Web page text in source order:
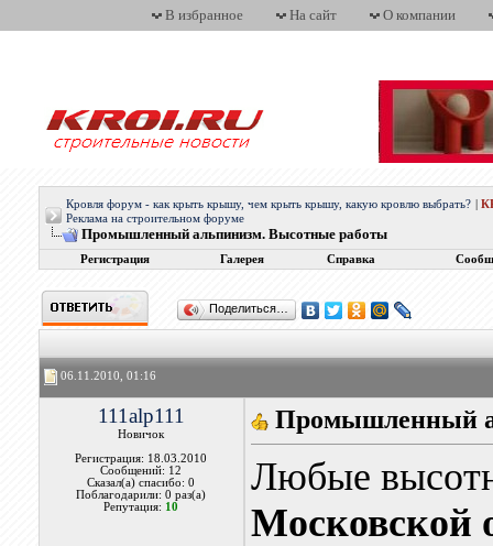
В избранное На сайт О компании
Кровля форум - как крыть крышу, чем крыть крышу, какую кровлю выбрать?
Реклама на строительном форуме
Промышленный альпинизм. Высотные работы
Регистрация Галерея Справка
Поделиться…
06.11.2010, 01:16
111alp111
Новичок
Регистрация: 18.03.2010
Сообщений: 12
Сказал(а) спасибо: 0
Поблагодарили: 0 раз(а)
Репутация: 10
Промышленный
Любые
Московской